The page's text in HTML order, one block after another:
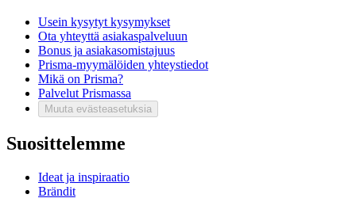
Usein kysytyt kysymykset
Ota yhteyttä asiakaspalveluun
Bonus ja asiakasomistajuus
Prisma-myymälöiden yhteystiedot
Mikä on Prisma?
Palvelut Prismassa
Muuta evästeasetuksia
Suosittelemme
Ideat ja inspiraatio
Brändit